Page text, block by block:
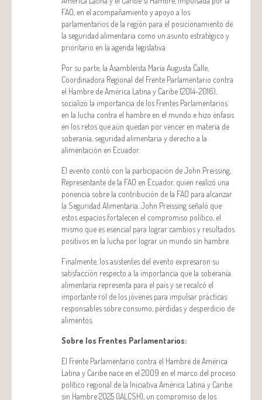
FAO, en el acompañamiento y apoyo a los
parlamentarios de la región para el posicionamiento de
la seguridad alimentaria como un asunto estratégico y
prioritario en la agenda legislativa.
Por su parte, la Asambleísta María Augusta Calle,
Coordinadora Regional del Frente Parlamentario contra
el Hambre de América Latina y Caribe (2014-2016),
socializó la importancia de los Frentes Parlamentarios
en la lucha contra el hambre en el mundo e hizo énfasis
en los retos que aún quedan por vencer en materia de
soberanía, seguridad alimentaria y derecho a la
alimentación en Ecuador.
El evento contó con la participación de John Preissing,
Representante de la FAO en Ecuador, quien realizó una
ponencia sobre la contribución de la FAO para alcanzar
la Seguridad Alimentaria. John Preissing señaló que
estos espacios fortalecen el compromiso político, el
mismo que es esencial para lograr cambios y resultados
positivos en la lucha por lograr un mundo sin hambre.
Finalmente, los asistentes del evento expresaron su
satisfacción respecto a la importancia que la soberanía
alimentaria representa para el país y se recalcó el
importante rol de los jóvenes para impulsar prácticas
responsables sobre consumo, pérdidas y desperdicio de
alimentos.
Sobre los Frentes Parlamentarios:
El Frente Parlamentario contra el Hambre de América
Latina y Caribe nace en el 2009 en el marco del proceso
político regional de la Iniciativa América Latina y Caribe
sin Hambre 2025 (IALCSH), un compromiso de los